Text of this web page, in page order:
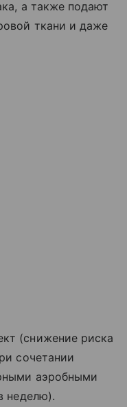
а также подают
ткани и даже
(снижение риска
сочетании
аэробными
неделю).